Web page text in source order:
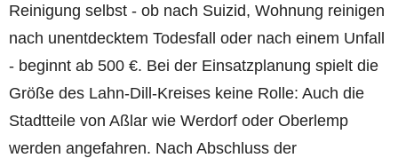
Reinigung selbst - ob nach Suizid, Wohnung reinigen
nach unentdecktem Todesfall oder nach einem Unfall
- beginnt ab 500 €. Bei der Einsatzplanung spielt die
Größe des Lahn-Dill-Kreises keine Rolle: Auch die
Stadtteile von Aßlar wie Werdorf oder Oberlemp
werden angefahren. Nach Abschluss der